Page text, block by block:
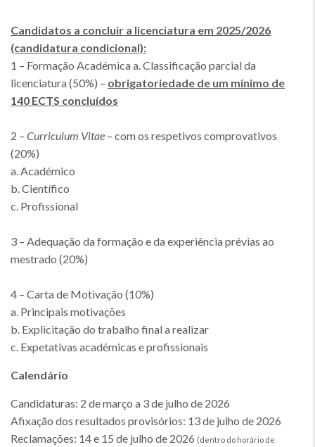
Candidatos a concluir a licenciatura em 2025/2026
(candidatura condicional):
1 – Formação Académica a. Classificação parcial da
licenciatura (50%) – obrigatoriedade de um mínimo de
140 ECTS concluídos
2 – Curriculum Vitae – com os respetivos comprovativos
(20%)
a. Académico
b. Científico
c. Profissional
3 – Adequação da formação e da experiência prévias ao
mestrado (20%)
4 – Carta de Motivação (10%)
a. Principais motivações
b. Explicitação do trabalho final a realizar
c. Expetativas académicas e profissionais
Calendário
Candidaturas: 2 de março a 3 de julho de 2026
Afixação dos resultados provisórios: 13 de julho de 2026
Reclamações: 14 e 15 de julho de 2026 (dentro do horário de